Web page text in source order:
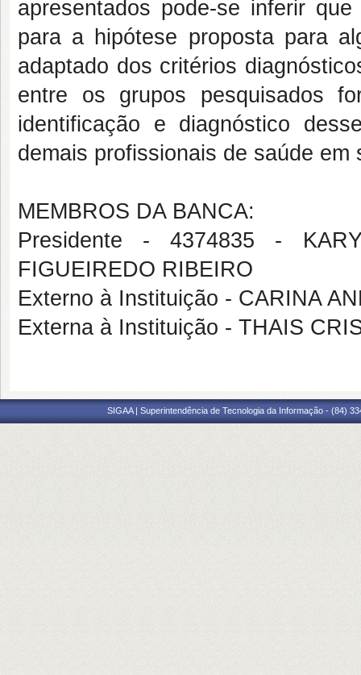
apresentados pode-se inferir
para a hipótese proposta para
adaptado dos critérios
entre os grupos pesquisados
identificação e diagnóstico
demais profissionais de saúde em
MEMBROS DA BANCA:
Presidente - 4374835 -
FIGUEIREDO RIBEIRO
Externo à Instituição - CARINA
Externa à Instituição - THAIS
SIGAA | Superintendência de Tecnologia da Informação - (84)